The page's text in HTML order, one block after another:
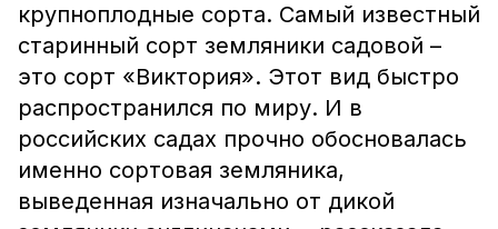
крупноплодные сорта. Самый известный
старинный сорт земляники садовой –
это сорт «Виктория». Этот вид быстро
распространился по миру. И в
российских садах прочно обосновалась
именно сортовая земляника,
выведенная изначально от дикой